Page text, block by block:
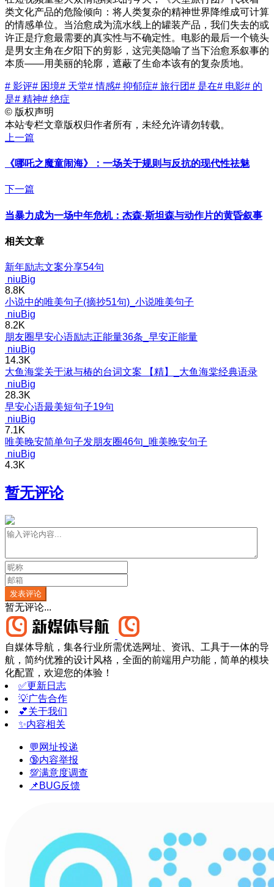
类文化产品的危险倾向：将人类复杂的精神世界降维成可计算
的情感单位。当治愈成为流水线上的罐装产品，我们失去的或
许正是疗愈最需要的真实性与不确定性。电影的最后一个镜头
是男女主角在夕阳下的剪影，这完美隐喻了当下治愈系叙事的
本质——用美丽的轮廓，遮蔽了生命本该有的复杂质地。
# 影评# 困境# 天堂# 情感# 抑郁症# 旅行团# 是在# 电影# 的
是# 精神# 绝症
© 版权声明
本站专栏文章版权归作者所有，未经允许请勿转载。
上一篇
《哪吒之魔童闹海》：一场关于规则与反抗的现代性祛魅
下一篇
当暴力成为一场中年危机：杰森·斯坦森与动作片的黄昏叙事
相关文章
新年励志文案分享54句
niuBig
8.8K
小说中的唯美句子(摘抄51句)_小说唯美句子
niuBig
8.2K
朋友圈早安心语励志正能量36条_早安正能量
niuBig
14.3K
大鱼海棠关于湫与椿的台词文案 【精】_大鱼海棠经典语录
niuBig
28.3K
早安心语最美短句子19句
niuBig
7.1K
唯美晚安简单句子发朋友圈46句_唯美晚安句子
niuBig
4.3K
暂无评论
发表评论
暂无评论...
自媒体导航，集各行业所需优选网址、资讯、工具于一体的导
航，简约优雅的设计风格，全面的前端用户功能，简单的模块
化配置，欢迎您的体验！
✅更新日志
💡广告合作
💕关于我们
✨内容相关
💬网址投递
🔞内容举报
💯满意度调查
📌BUG反馈